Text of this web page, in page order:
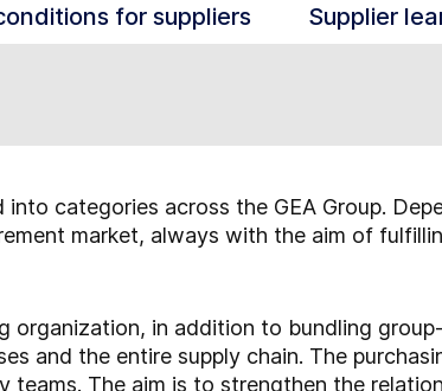
for suppliers
Supplier
into categories across the GEA Group.
market, always with the aim of
organization, in addition to bundling
and the entire supply chain. The
The aim is to strengthen the